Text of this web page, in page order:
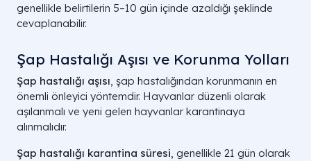
genellikle belirtilerin 5–10 gün içinde azaldığı şeklinde
cevaplanabilir.
Şap Hastalığı Aşısı ve Korunma Yolları
Şap hastalığı aşısı, şap hastalığından korunmanın en
önemli önleyici yöntemdir. Hayvanlar düzenli olarak
aşılanmalı ve yeni gelen hayvanlar karantinaya
alınmalıdır.
Şap hastalığı karantina süresi, genellikle 21 gün olarak